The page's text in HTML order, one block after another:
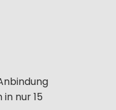
nur 15